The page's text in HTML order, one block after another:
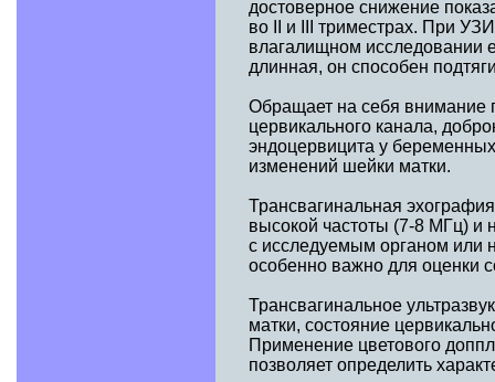
достоверное снижение
во II и III триместрах. При
влагалищном исследовании
длинная, он способен
Обращает на себя внимание
цервикального канала,
эндоцервицита у
изменений шейки матки.
Трансвагинальная
высокой частоты (7-8 МГц) и
с исследуемым органом или
особенно важно для оценки
Трансвагинальное
матки, состояние
Применение цветового
позволяет определить